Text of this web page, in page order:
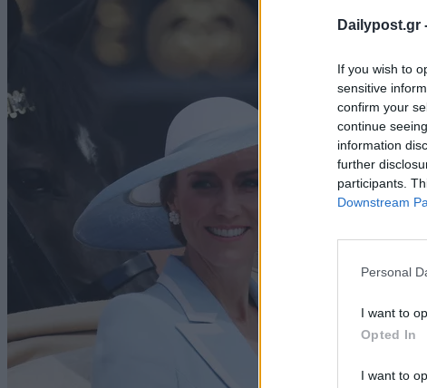
Dailypost.gr
If you wish to
sensitive
confirm your
continue
information
further
participants.
Downstream
Personal
I want to
Opted In
I want to